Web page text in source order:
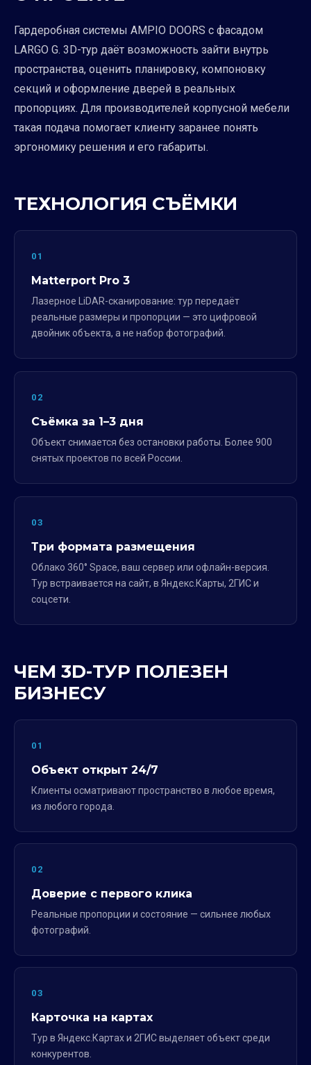
Гардеробная системы AMPIO DOORS с фасадом
LARGO G. 3D-тур даёт возможность зайти внутрь
пространства, оценить планировку, компоновку
секций и оформление дверей в реальных
пропорциях. Для производителей корпусной мебели
такая подача помогает клиенту заранее понять
эргономику решения и его габариты.
ТЕХНОЛОГИЯ СЪЁМКИ
01
Matterport Pro 3
Лазерное LiDAR-сканирование: тур передаёт
реальные размеры и пропорции — это цифровой
двойник объекта, а не набор фотографий.
02
Съёмка за 1–3 дня
Объект снимается без остановки работы. Более 900
снятых проектов по всей России.
03
Три формата размещения
Облако 360° Space, ваш сервер или офлайн-версия.
Тур встраивается на сайт, в Яндекс.Карты, 2ГИС и
соцсети.
ЧЕМ 3D-ТУР ПОЛЕЗЕН
БИЗНЕСУ
01
Объект открыт 24/7
Клиенты осматривают пространство в любое время,
из любого города.
02
Доверие с первого клика
Реальные пропорции и состояние — сильнее любых
фотографий.
03
Карточка на картах
Тур в Яндекс.Картах и 2ГИС выделяет объект среди
конкурентов.